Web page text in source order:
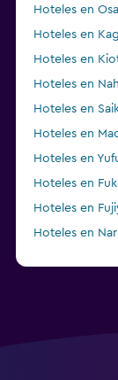
Hoteles en
Hoteles en
Hoteles en
Hoteles en
Hoteles en
Hoteles en
Hoteles en
Hoteles en
Hoteles en
Hoteles en